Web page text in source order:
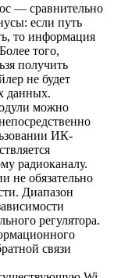
— сравнительно
если путь
то информация
того,
получить
не будет
данных.
можно
ИК-
радиоканалу.
не обязательно
Диапазон
регулятора.
связи